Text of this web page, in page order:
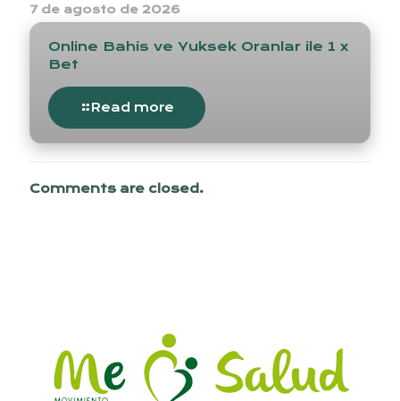
7 de agosto de 2026
Online Bahis ve Yuksek Oranlar ile 1 x
Bet
Read more
Comments are closed.